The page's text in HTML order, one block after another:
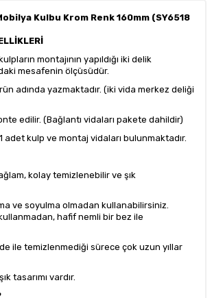
Kulbu Krom Renk 160mm (SY6518
montajının yapıldığı iki delik
mesafenin ölçüsüdür.
adında yazmaktadır. (iki vida merkez deliği
edilir. (Bağlantı vidaları pakete dahildir)
adet kulp ve montaj vidaları bulunmaktadır.
kolay temizlenebilir ve şık
ve soyulma olmadan kullanabilirsiniz.
hafif nemli bir bez ile
ile temizlenmediği sürece çok uzun yıllar
tasarımı vardır.